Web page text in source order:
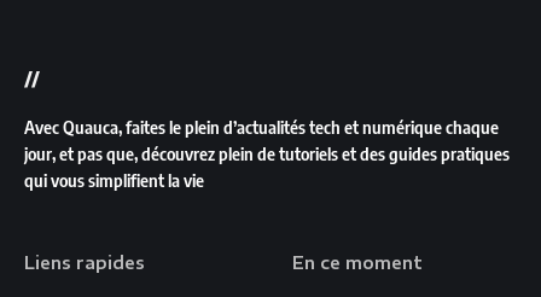
//
Avec Quauca, faites le plein d’actualités tech et numérique chaque
jour, et pas que, découvrez plein de tutoriels et des guides pratiques
qui vous simplifient la vie
Liens rapides En ce moment